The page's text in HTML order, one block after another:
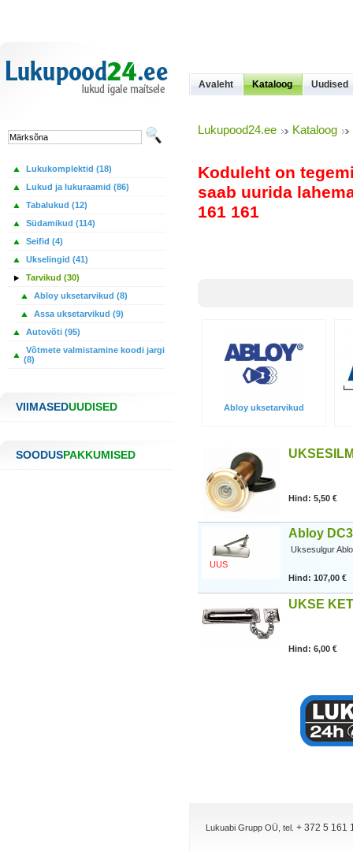
Lukukomplektid (18)
Lukud ja lukuraamid (86)
Tabalukud (12)
Südamikud (114)
Seifid (4)
Ukselingid (41)
Tarvikud (30)
Abloy uksetarvikud (8)
Assa uksetarvikud (9)
Autovõti (95)
Võtmete valmistamine koodi jargi
(8)
VIIMASEDUUDISED
SOODUSPAKKUMISED
Avaleht Kataloog Uudised
Lukupood24.ee Kataloog
Koduleht on
saab uurida
161 161
Abloy uksetarvikud
Hind: 5,50 €
UUS
Abloy
Uksesulgur
Hind: 107,00 €
UKSE
Hind: 6,00 €
Lukuabi Grupp OÜ, tel. + 372 5 161